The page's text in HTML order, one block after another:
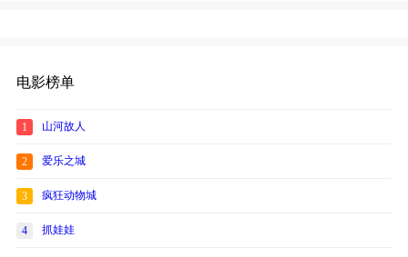
电影榜单
1 山河故人
2 爱乐之城
3 疯狂动物城
4 抓娃娃